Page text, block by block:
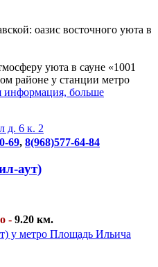
оазис восточного уюта в
уюта в сауне «1001
районе у станции метро
информация, больше
д. 6 к. 2
69, 8(968)577-64-84
аут)
- 9.20 км.